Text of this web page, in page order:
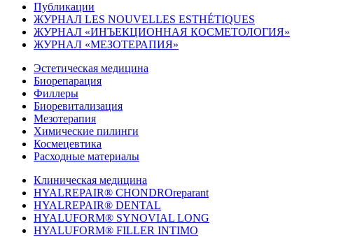
Публикации
ЖУРНАЛ LES NOUVELLES ESTHÉTIQUES
ЖУРНАЛ «ИНЪЕКЦИОННАЯ КОСМЕТОЛОГИЯ»
ЖУРНАЛ «МЕЗОТЕРАПИЯ»
Эстетическая медицина
Биорепарация
Филлеры
Биоревитализация
Мезотерапия
Химические пилинги
Космецевтика
Расходные материалы
Клиническая медицина
HYALREPAIR® CHONDROreparant
HYALREPAIR® DENTAL
HYALUFORM® SYNOVIAL LONG
HYALUFORM® FILLER INTIMO